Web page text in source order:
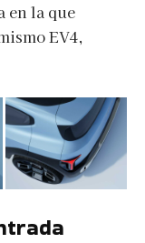
en la que
EV4,